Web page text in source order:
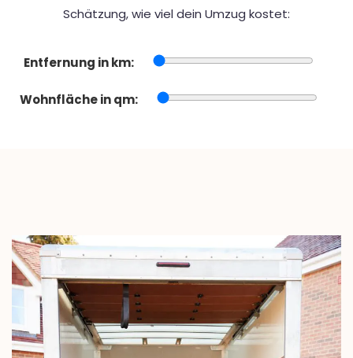
Schätzung, wie viel dein Umzug kostet:
Entfernung in km:
Wohnfläche in qm: